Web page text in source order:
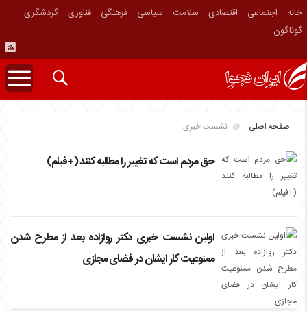
خانه اجتماعی اقتصادی سلامت سیاسی فرهنگی فناوری
گردشگری
گوناگون
صفحه اصلی نشست خبری
حق مردم است که تغییر را مطالبه کنند (+فیلم)
اولین نشست خبری دکتر روازاده بعد از مطرح شدن
ممنوعیت کار ایشان در فضای مجازی